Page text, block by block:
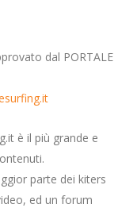
dal PORTALE
è il più grande e
parte dei kiters
ed un forum